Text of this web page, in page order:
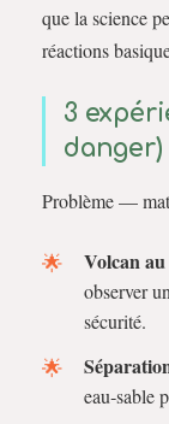
que la science
réactions
3
danger)
Problème —
Volcan
observer
sécurité.
eau‑sable